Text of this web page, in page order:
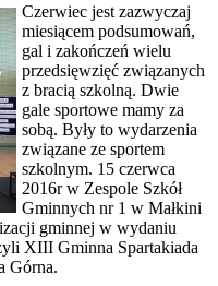
Czerwiec jest zazwyczaj
miesiącem podsumowań,
gal i zakończeń wielu
przedsięwzięć związanych
z bracią szkolną. Dwie
gale sportowe mamy za
sobą. Były to wydarzenia
związane ze sportem
szkolnym. 15 czerwca
2016r w Zespole Szkół
Gminnych nr 1 w Małkini
gminnej w wydaniu
XIII Gminna Spartakiada
Górna.